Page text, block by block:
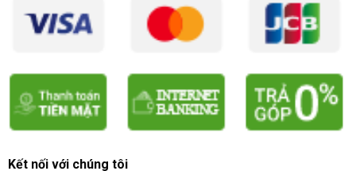
Kết nối với chúng tôi